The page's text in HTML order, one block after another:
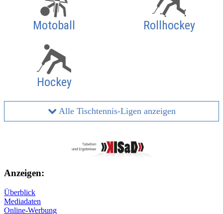
Motoball Rollhockey
Hockey
Alle Tischtennis-Ligen anzeigen
Anzeigen:
Überblick
Mediadaten
Online-Werbung